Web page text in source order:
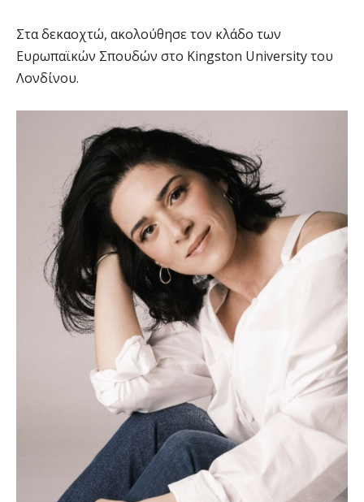
Στα δεκαοχτώ, ακολούθησε τον κλάδο των
Ευρωπαϊκών Σπουδών στο Kingston University του
Λονδίνου.